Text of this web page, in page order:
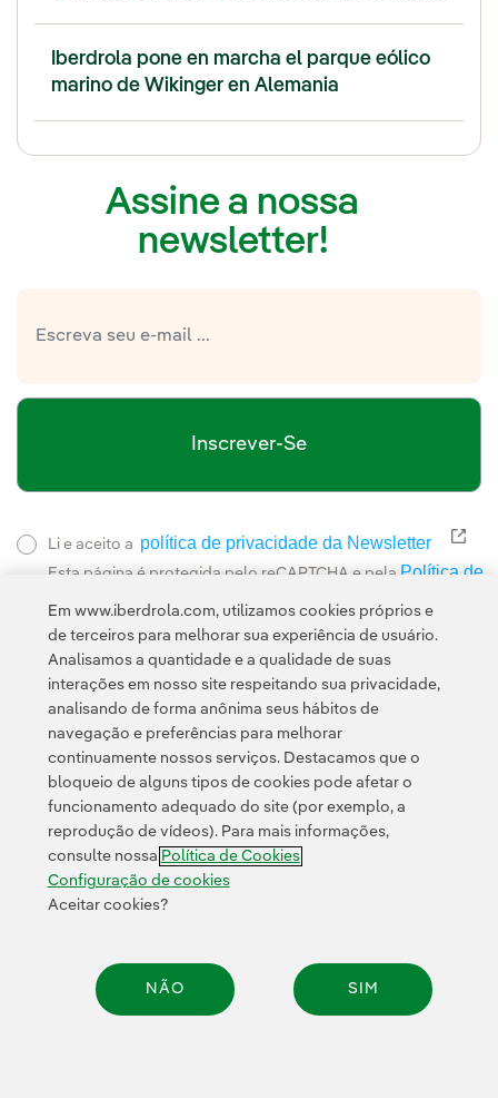
Iberdrola pone en marcha el parque eólico
marino de Wikinger en Alemania
Assine a nossa
newsletter!
Inscrever-Se
Li e aceito a política de privacidade da Newsletter Link
Esta página é protegida pelo reCAPTCHA e pela Política de
e pela
Contato Clientes Política de Privacidade Informação legal
Transparência no uso da IA Política de cookies Configuração de cookies
Acessibilidade Canal de denúncias
© 2026 Iberdrola, S.A. Todos os direitos reservados.
Em www.iberdrola.com, utilizamos cookies próprios e
de terceiros para melhorar sua experiência de usuário.
Analisamos a quantidade e a qualidade de suas
interações em nosso site respeitando sua privacidade,
analisando de forma anônima seus hábitos de
navegação e preferências para melhorar
continuamente nossos serviços. Destacamos que o
bloqueio de alguns tipos de cookies pode afetar o
funcionamento adequado do site (por exemplo, a
reprodução de vídeos). Para mais informações,
consulte nossa Política de Cookies
Configuração de cookies
Aceitar cookies?
NÃO SIM